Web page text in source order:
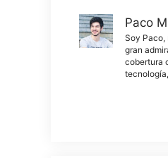
Paco
Soy Paco,
gran
cobertura